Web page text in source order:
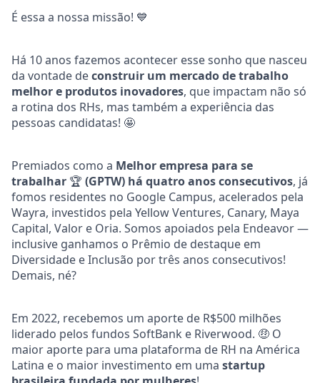
É essa a nossa missão! 💙
Há 10 anos fazemos acontecer esse sonho que nasceu
da vontade deconstruir um mercado de trabalho
melhor e produtos inovadores, que impactam não só
a rotina dos RHs, mas também a experiência das
pessoas candidatas! 🤩
Premiados como a Melhor empresa para se
trabalhar 🏆 (GPTW) há quatro anos consecutivos, já
fomos residentes no Google Campus, acelerados pela
Wayra, investidos pela Yellow Ventures, Canary, Maya
Capital, Valor e Oria. Somos apoiados pela Endeavor —
inclusive ganhamos o Prêmio de destaque em
Diversidade e Inclusão por três anos consecutivos!
Demais, né?
Em 2022, recebemos um aporte de R$500 milhões
liderado pelos fundos SoftBank e Riverwood. 🤑 O
maior aporte para uma plataforma de RH na América
Latina e o maior investimento em uma startup